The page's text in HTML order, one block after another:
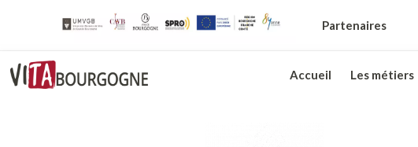
Partenaires
Accueil Les métiers